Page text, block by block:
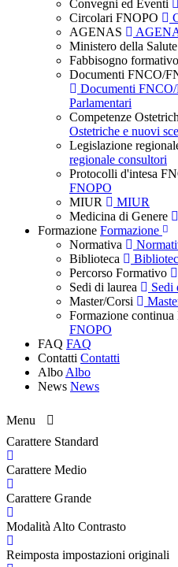
Convegni ed Eventi
Circolari FNOPO
AGENAS
Ministero della Salute
Fabbisogno formativo
Documenti FNCO/
Documenti
Parlamentari
Competenze
Ostetriche e nuovi
Legislazione
regionale consultori
Protocolli d'intesa
FNOPO
MIUR
MIUR
Medicina di Genere
Formazione Formazione
Normativa
Biblioteca
Percorso Formativo
Sedi di laurea
Sedi
Master/Corsi
Formazione
FNOPO
FAQ FAQ
Contatti Contatti
Albo Albo
News News
Menu
Carattere Standard
Carattere Medio
Carattere Grande
Modalità Alto Contrasto
Reimposta impostazioni originali